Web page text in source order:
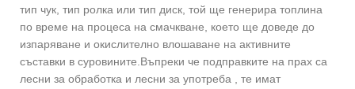
тип чук, тип ролка или тип диск, той ще генерира топлина
по време на процеса на смачкване, което ще доведе до
изпаряване и окислително влошаване на активните
съставки в суровините.Въпреки че подправките на прах са
лесни за обработка и лесни за употреба , те имат